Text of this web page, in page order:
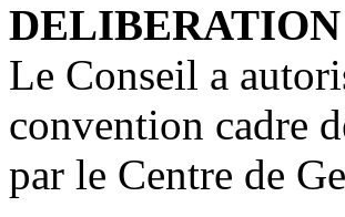
DELIBERATION
Le Conseil a
convention cadre
par le Centre de